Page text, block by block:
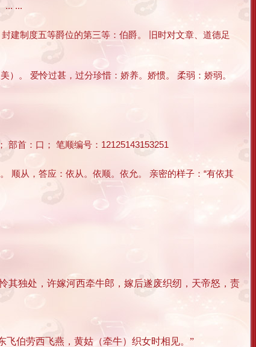
... ...
建制度五等爵位的第三等：伯爵。 旧时对文章、道德足
。 爱怜过甚，过分珍惜：娇养。娇惯。 柔弱：娇弱。
部首：口； 笔顺编号：12125143153251
顺从，答应：依从。依顺。依允。 亲密的样子：“有依其
独处，许嫁河西牵牛郎，嫁后遂废织纫，天帝怒，责
伯劳西飞燕，黄姑（牵牛）织女时相见。”